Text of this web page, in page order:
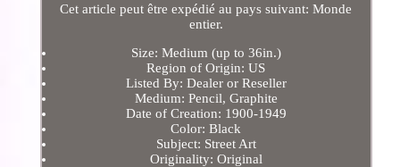
Cet article peut être expédié au pays suivant: Monde
entier.
Size: Medium (up to 36in.)
Region of Origin: US
Listed By: Dealer or Reseller
Medium: Pencil, Graphite
Date of Creation: 1900-1949
Color: Black
Subject: Street Art
Originality: Original